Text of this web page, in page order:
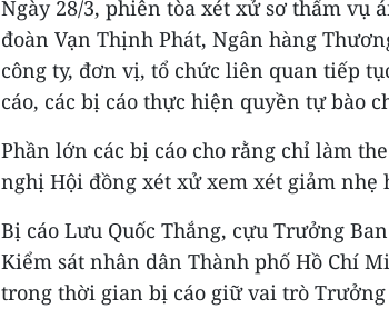
Ngày 28/3, phiên tòa xét xử sơ thẩm vụ
đoàn Vạn Thịnh Phát, Ngân hàng
công ty, đơn vị, tổ chức liên quan tiếp
cáo, các bị cáo thực hiện quyền tự bào
Phần lớn các bị cáo cho rằng chỉ làm
nghị Hội đồng xét xử xem xét giảm nhẹ
Bị cáo Lưu Quốc Thắng, cựu Trưởng
Kiểm sát nhân dân Thành phố Hồ Chí
trong thời gian bị cáo giữ vai trò Trưởng